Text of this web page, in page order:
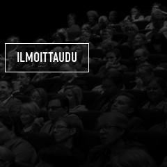
ILMOITTAUDU